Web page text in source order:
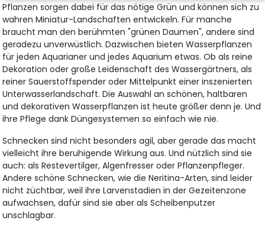
Pflanzen sorgen dabei für das nötige Grün und können sich zu
wahren Miniatur-Landschaften entwickeln. Für manche
braucht man den berühmten "grünen Daumen", andere sind
geradezu unverwüstlich. Dazwischen bieten Wasserpflanzen
für jeden Aquarianer und jedes Aquarium etwas. Ob als reine
Dekoration oder große Leidenschaft des Wassergärtners, als
reiner Sauerstoffspender oder Mittelpunkt einer inszenierten
Unterwasserlandschaft. Die Auswahl an schönen, haltbaren
und dekorativen Wasserpflanzen ist heute größer denn je. Und
ihre Pflege dank Düngesystemen so einfach wie nie.
Schnecken sind nicht besonders agil, aber gerade das macht
vielleicht ihre beruhigende Wirkung aus. Und nützlich sind sie
auch: als Restevertilger, Algenfresser oder Pflanzenpfleger.
Andere schöne Schnecken, wie die Neritina-Arten, sind leider
nicht züchtbar, weil ihre Larvenstadien in der Gezeitenzone
aufwachsen, dafür sind sie aber als Scheibenputzer
unschlagbar.